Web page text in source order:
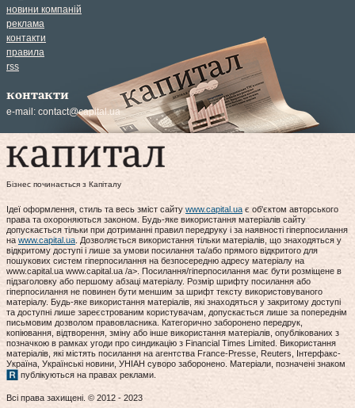
новини компаній
реклама
контакти
правила
rss
контакти
e-mail: contact@capital.ua
Бізнес починається з Капіталу
Ідеї оформлення, стиль та весь зміст сайту www.capital.ua є об'єктом авторського
права та охороняються законом. Будь-яке використання матеріалів сайту
допускається тільки при дотриманні правил передруку і за наявності гіперпосилання
на www.capital.ua . Дозволяється використання тільки матеріалів, що знаходяться у
відкритому доступі і лише за умови посилання та/або прямого відкритого для
пошукових систем гіперпосилання на безпосередню адресу матеріалу на
www.capital.ua www.capital.ua /a>. Посилання/гіперпосилання має бути розміщене в
підзаголовку або першому абзаці матеріалу. Розмір шрифту посилання або
гіперпосилання не повинен бути меншим за шрифт тексту використовуваного
матеріалу. Будь-яке використання матеріалів, які знаходяться у закритому доступі
та доступні лише зареєстрованим користувачам, допускається лише за попереднім
письмовим дозволом правовласника. Категорично заборонено передрук,
копіювання, відтворення, зміну або інше використання матеріалів, опублікованих з
позначкою в рамках угоди про синдикацію з Financial Times Limited. Використання
матеріалів, які містять посилання на агентства France-Presse, Reuters, Інтерфакс-
Україна, Українські новини, УНІАН суворо заборонено. Матеріали, позначені знаком
публікуються на правах реклами.
Всі права захищені. © 2012 - 2023